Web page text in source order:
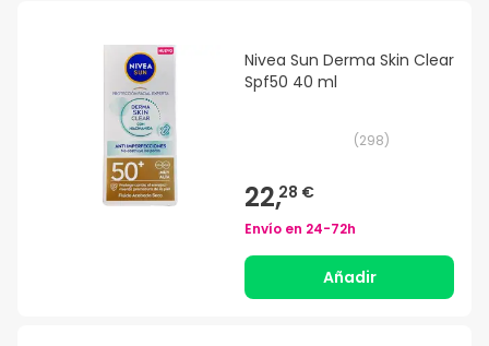
Nivea Sun Derma Skin Clear
Spf50 40 ml
(298)
22,28 €
Envío en 24-72h
Añadir